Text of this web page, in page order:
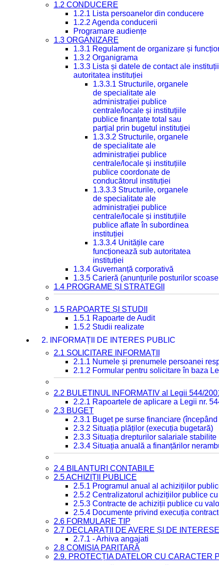
1.2 CONDUCERE
1.2.1 Lista persoanelor din conducere
1.2.2 Agenda conducerii
Programare audiențe
1.3 ORGANIZARE
1.3.1 Regulament de organizare și
1.3.2 Organigrama
1.3.3 Lista și datele de contact ale
autoritatea instituției
1.3.3.1 Structurile, organele
de specialitate ale
administrației publice
centrale/locale și instituțiile
publice finanțate total sau
parțial prin bugetul instituției
1.3.3.2 Structurile, organele
de specialitate ale
administrației publice
centrale/locale și instituțiile
publice coordonate de
conducătorul instituției
1.3.3.3 Structurile, organele
de specialitate ale
administrației publice
centrale/locale și instituțiile
publice aflate în subordinea
instituției
1.3.3.4 Unitățile care
funcționează sub autoritatea
instituției
1.3.4 Guvernanță corporativă
1.3.5 Carieră (anunțurile posturilor
1.4 PROGRAME ȘI STRATEGII
1.5 RAPOARTE ȘI STUDII
1.5.1 Rapoarte de Audit
1.5.2 Studii realizate
2. INFORMAȚII DE INTERES PUBLIC
2.1 SOLICITARE INFORMAȚII
2.1.1 Numele și prenumele persoanei
2.1.2 Formular pentru solicitare în baza
2.2 BULETINUL INFORMATIV al Legii 544/
2.2.1 Rapoartele de aplicare a Legii nr.
2.3 BUGET
2.3.1 Buget pe surse financiare
2.3.2 Situația plăților (execuția bugetară)
2.3.3 Situația drepturilor salariale
2.3.4 Situația anuală a finanțărilor
2.4 BILANȚURI CONTABILE
2.5 ACHIZIȚII PUBLICE
2.5.1 Programul anual al achizițiilor
2.5.2 Centralizatorul achizițiilor publice
2.5.3 Contracte de achiziții publice cu
2.5.4 Documente privind execuția
2.6 FORMULARE TIP
2.7 DECLARAȚII DE AVERE ȘI DE INTERESE
2.7.1 - Arhiva angajati
2.8 COMISIA PARITARĂ
2.9. PROTECȚIA DATELOR CU CARACTER